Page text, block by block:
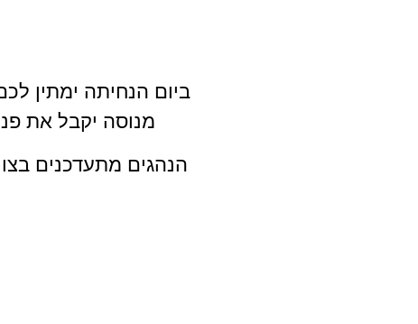
ביום הנחיתה ימתין
מנוסה יקבל את
הנהגים מתעדכנים